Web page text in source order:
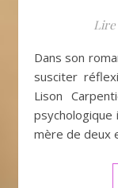
Dans son roman « Séisme » qui ne manquera pas de
susciter
Lison
psychologique
mère de deux